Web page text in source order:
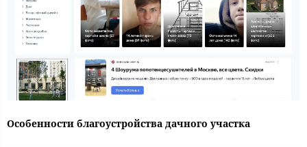
Особенности благоустройства дачного участка